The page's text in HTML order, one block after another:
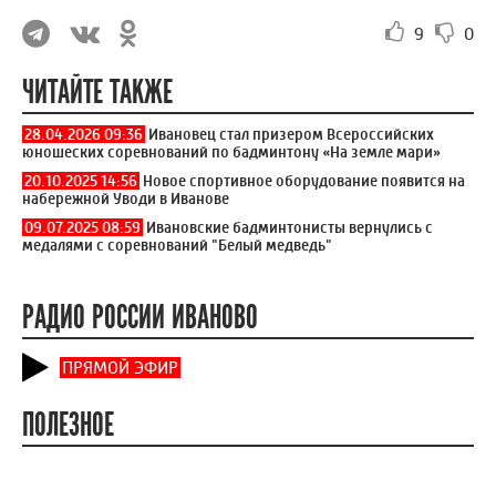
9 0
ЧИТАЙТЕ ТАКЖЕ
28.04.2026 09:36 Ивановец стал призером Всероссийских
юношеских соревнований по бадминтону «На земле мари»
20.10.2025 14:56 Новое спортивное оборудование появится на
набережной Уводи в Иванове
09.07.2025 08:59 Ивановские бадминтонисты вернулись с
медалями с соревнований "Белый медведь"
РАДИО РОССИИ ИВАНОВО
ПРЯМОЙ ЭФИР
ПОЛЕЗНОЕ